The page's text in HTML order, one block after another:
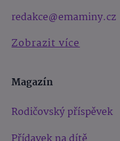
redakce@emaminy.cz
Zobrazit více
Magazín
Rodičovský příspěvek